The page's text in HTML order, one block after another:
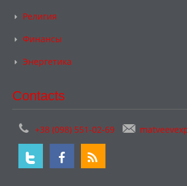
Религия
Финансы
Энергетика
Contacts
+38 (098) 551-02-69